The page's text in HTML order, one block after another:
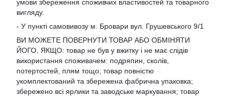
умови збереження споживчих властивостей та товарного
вигляду.
- У пункті самовивозу м. Бровари вул. Грушевського 9/1
ВИ МОЖЕТЕ ПОВЕРНУТИ ТОВАР АБО ОБМІНЯТИ
ЙОГО, ЯКЩО: товар не був у вжитку і не має слідів
використання споживачем: подряпин, сколів,
потертостей, плям тощо; товар повністю
укомплектований та збережена фабрична упаковка;
збережено всі ярлики та заводське маркування; товар